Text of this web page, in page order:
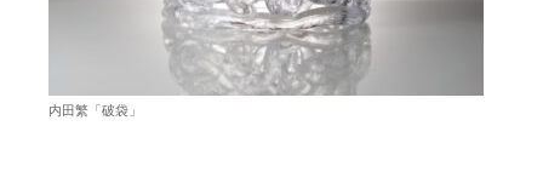
内田繁「破袋」